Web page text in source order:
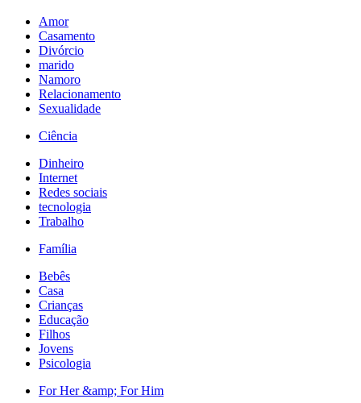
Amor
Casamento
Divórcio
marido
Namoro
Relacionamento
Sexualidade
Ciência
Dinheiro
Internet
Redes sociais
tecnologia
Trabalho
Família
Bebês
Casa
Crianças
Educação
Filhos
Jovens
Psicologia
For Her &amp; For Him